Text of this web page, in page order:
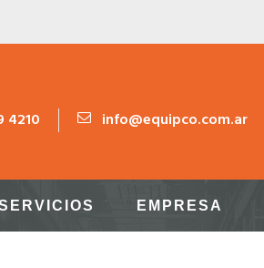
4210 info@equipco.com.ar
EMPRESA